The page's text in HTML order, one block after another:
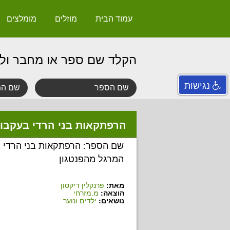
עמוד הבית מוזלים מומלצים
הקלד שם ספר או מחבר
הרפתקאות בני הרדי
שם הספר: הרפתקאות בני הרדי
המרגל מהפנטגון
מאת: פרנקלין דיקסון
הוצאה: מ.מזרחי
נושאים: ילדים ונוער
נגישות